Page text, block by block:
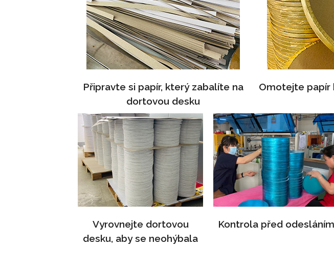
Připravte si papír, který zabalíte na
dortovou desku
Omotejte papír
Vyrovnejte dortovou
desku, aby se neohýbala
Kontrola před odesláním